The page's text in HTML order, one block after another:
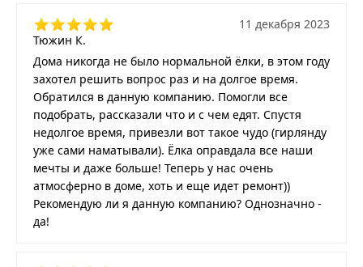
Тюжин К.
11 декабря 2023
Дома никогда не было нормальной ёлки, в этом году
захотел решить вопрос раз и на долгое время.
Обратился в данную компанию. Помогли все
подобрать, рассказали что и с чем едят. Спустя
недолгое время, привезли вот такое чудо (гирлянду
уже сами наматывали). Ёлка оправдала все наши
мечты и даже больше! Теперь у нас очень
атмосферно в доме, хоть и еще идет ремонт))
Рекомендую ли я данную компанию? Однозначно -
да!